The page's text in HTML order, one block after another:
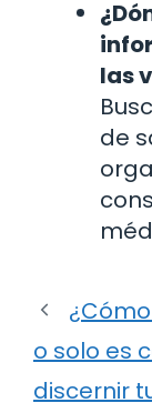
las
de
o solo es
discernir